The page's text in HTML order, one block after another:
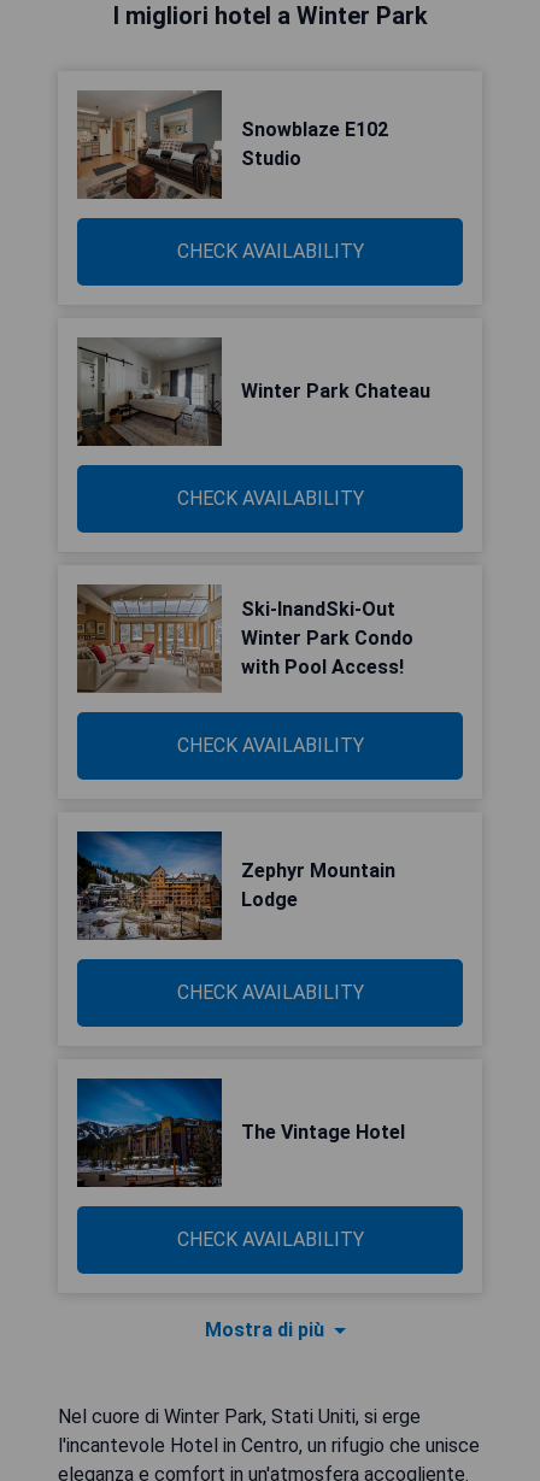
I migliori hotel a Winter Park
Snowblaze E102
Studio
CHECK AVAILABILITY
Winter Park Chateau
CHECK AVAILABILITY
Ski-InandSki-Out
Winter Park Condo
with Pool Access!
CHECK AVAILABILITY
Zephyr Mountain
Lodge
CHECK AVAILABILITY
The Vintage Hotel
CHECK AVAILABILITY
Mostra di più
Nel cuore di Winter Park, Stati Uniti, si erge
l'incantevole Hotel in Centro, un rifugio che unisce
eleganza e comfort in un'atmosfera accogliente.